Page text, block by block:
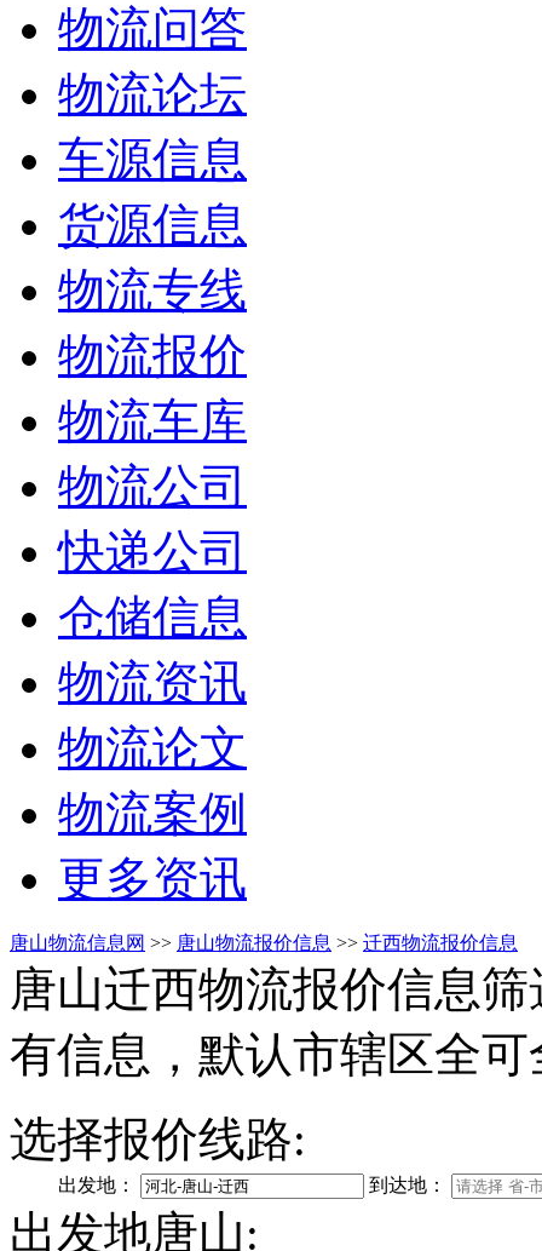
物流问答
物流论坛
车源信息
货源信息
物流专线
物流报价
物流车库
物流公司
快递公司
仓储信息
物流资讯
物流论文
物流案例
更多资讯
唐山物流信息网 >> 唐山物流报价信息 >> 迁西物流报价信息
唐山迁西物流报价信息筛
有信息，默认市辖区全
选择报价线路:
出发地： 到达地：
出发地唐山: